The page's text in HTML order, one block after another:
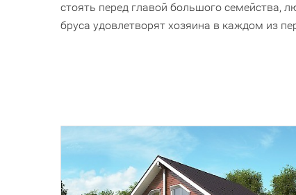
стоять перед главой большого
бруса удовлетворят хозяина в каждом из